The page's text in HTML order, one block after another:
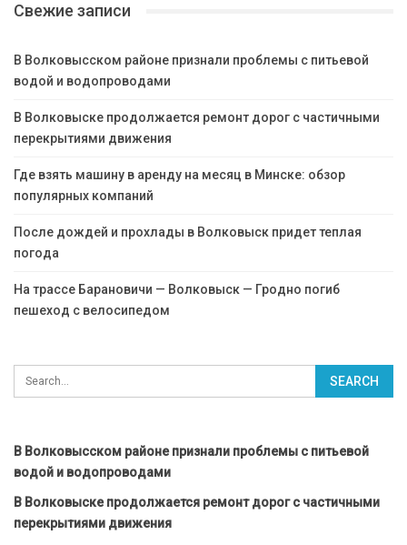
Свежие записи
В Волковысском районе признали проблемы с питьевой
водой и водопроводами
В Волковыске продолжается ремонт дорог с частичными
перекрытиями движения
Где взять машину в аренду на месяц в Минске: обзор
популярных компаний
После дождей и прохлады в Волковыск придет теплая
погода
На трассе Барановичи — Волковыск — Гродно погиб
пешеход с велосипедом
В Волковысском районе признали проблемы с питьевой
водой и водопроводами
В Волковыске продолжается ремонт дорог с частичными
перекрытиями движения